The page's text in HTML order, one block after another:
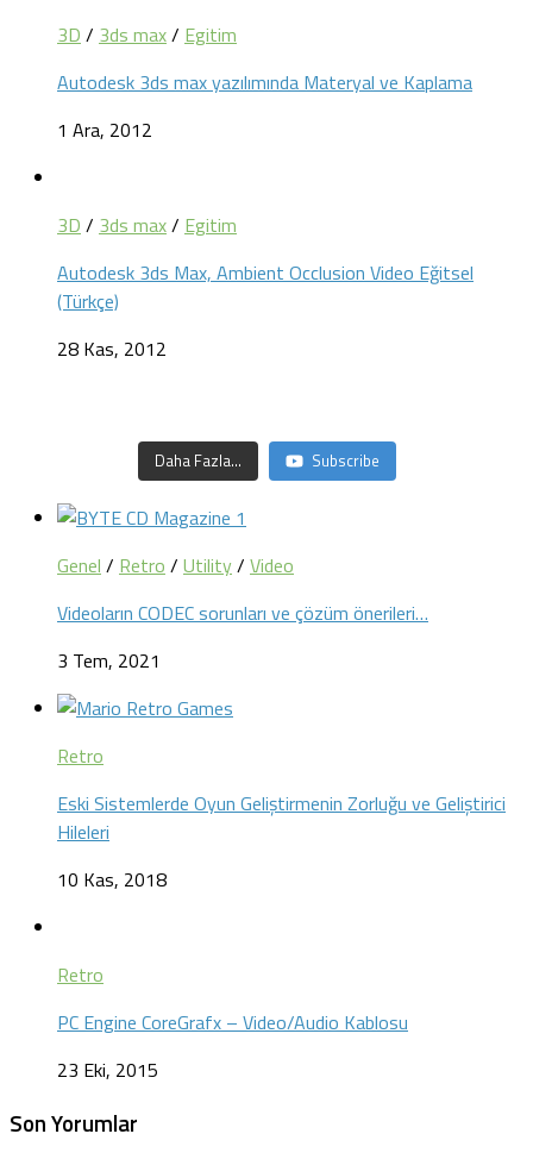
3D / 3ds max/ Egitim
Autodesk 3ds max yazılımında Materyal ve Kaplama
1 Ara, 2012
3D / 3ds max/ Egitim
Autodesk 3ds Max, Ambient Occlusion Video Eğitsel
(Türkçe)
28 Kas, 2012
Daha Fazla... Subscribe
Genel / Retro / Utility/ Video
Videoların CODEC sorunları ve çözüm önerileri…
3 Tem, 2021
Retro
Eski Sistemlerde Oyun Geliştirmenin Zorluğu ve Geliştirici
Hileleri
10 Kas, 2018
Retro
PC Engine CoreGrafx – Video/Audio Kablosu
23 Eki, 2015
Son Yorumlar